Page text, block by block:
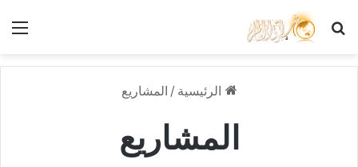
بحث عن
الرئيسية / المشاريع
المشاريع